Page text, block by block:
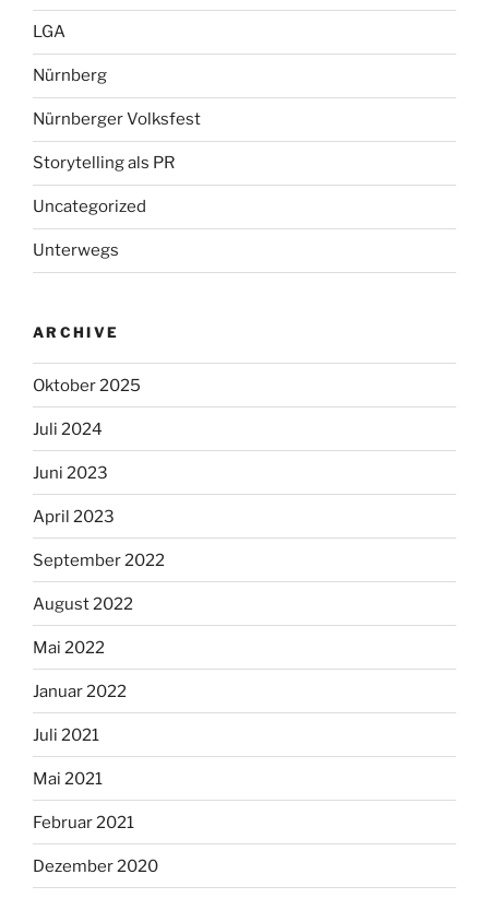
LGA
Nürnberg
Nürnberger Volksfest
Storytelling als PR
Uncategorized
Unterwegs
ARCHIVE
Oktober 2025
Juli 2024
Juni 2023
April 2023
September 2022
August 2022
Mai 2022
Januar 2022
Juli 2021
Mai 2021
Februar 2021
Dezember 2020